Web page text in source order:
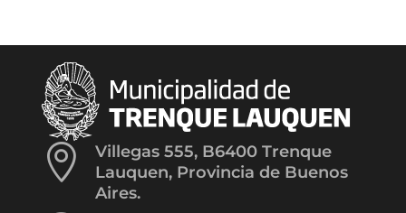

Villegas 555, B6400 Trenque
Lauquen, Provincia de Buenos
Aires.